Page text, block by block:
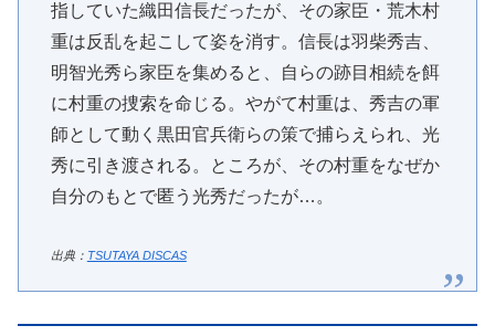
指していた織田信長だったが、その家臣・荒木村
重は反乱を起こして姿を消す。信長は羽柴秀吉、
明智光秀ら家臣を集めると、自らの跡目相続を餌
に村重の捜索を命じる。やがて村重は、秀吉の軍
師として動く黒田官兵衛らの策で捕らえられ、光
秀に引き渡される。ところが、その村重をなぜか
自分のもとで匿う光秀だったが…。
出典： TSUTAYA DISCAS